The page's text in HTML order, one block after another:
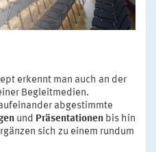
erkennt man auch an der
Begleitmedien.
abgestimmte
und Präsentationen bis hin
sich zu einem rundum